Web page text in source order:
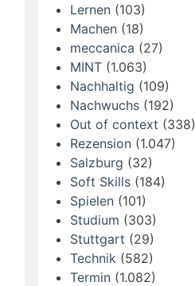
Lernen (103)
Machen (18)
meccanica (27)
MINT (1.063)
Nachhaltig (109)
Nachwuchs (192)
Out of context (338)
Rezension (1.047)
Salzburg (32)
Soft Skills (184)
Spielen (101)
Studium (303)
Stuttgart (29)
Technik (582)
Termin (1.082)